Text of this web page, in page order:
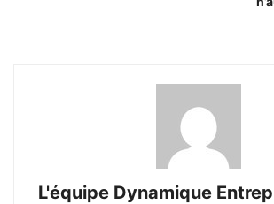
L'équipe Dynamique